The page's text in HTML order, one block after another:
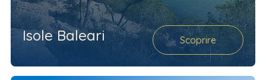
Isole Baleari Scoprire